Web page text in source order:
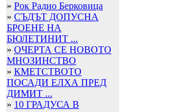
» Рок Радио Берковица
» СЪДЪТ ДОПУСНА
БРОЕНЕ НА
БЮЛЕТИНИТ ...
» ОЧЕРТА СЕ НОВОТО
МНОЗИНСТВО
» КМЕТСТВОТО
ПОСАДИ ЕЛХА ПРЕД
ДИМИТ ...
» 10 ГРАДУСА В